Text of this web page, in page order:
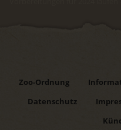
Zoo-Ordnung
Datenschutz